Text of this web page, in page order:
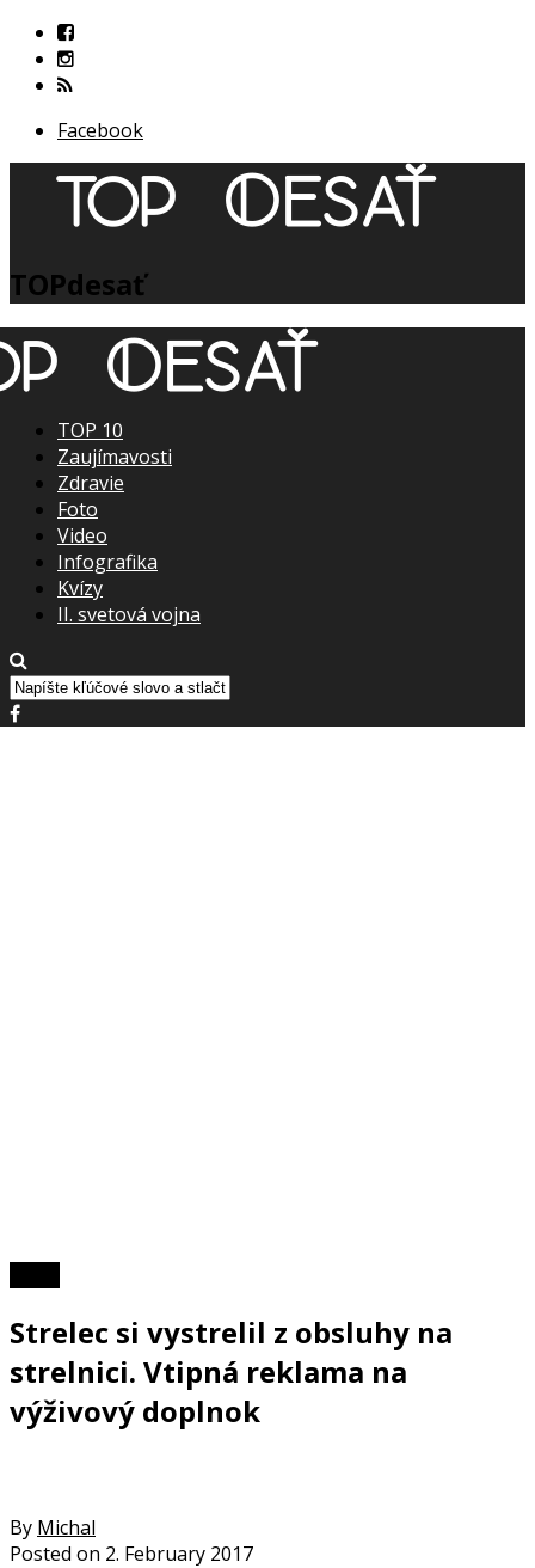
Facebook
TOPdesať
TOP 10
Zaujímavosti
Zdravie
Foto
Video
Infografika
Kvízy
II. svetová vojna
Strelec si vystrelil z obsluhy na
strelnici. Vtipná reklama na
výživový doplnok
By Michal
Posted on 2. February 2017